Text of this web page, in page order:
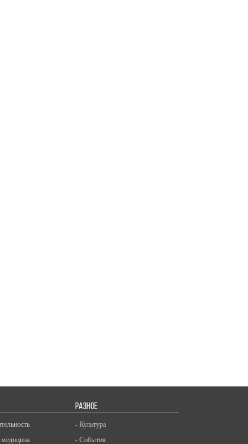
РАЗНОЕ
- Культура
- События